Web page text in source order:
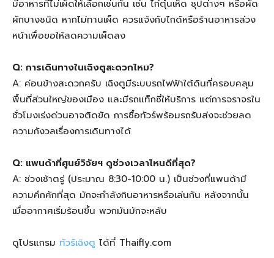
มีอาหารที่ไม่เผ็ดให้เลือกเช่นกัน เช่น ไก่ตุ๋นเห็ด ซุปต่างๆ หรือผัด
ผักบางชนิด หากไม่ทานเผ็ด ควรแจ้งกับไกด์หรือร้านอาหารล่วง
หน้าเพื่อขอให้ลดความเผ็ดลง
Q: การเดินทางในเฉิงตูสะดวกไหม?
A: ค่อนข้างสะดวกครับ เฉิงตูมีระบบรถไฟฟ้าใต้ดินที่ครอบคลุม
พื้นที่ส่วนใหญ่ของเมือง และมีรถแท็กซี่ให้บริการ แต่การจราจรใน
ชั่วโมงเร่งด่วนอาจติดขัด การซื้อทัวร์พร้อมรถรับส่งจะช่วยลด
ความกังวลเรื่องการเดินทางได้
Q: แพนด้าที่ศูนย์วิจัยฯ ดูช่วงเวลาไหนดีที่สุด?
A: ช่วงเช้าตรู่ (ประมาณ 8:30-10:00 น.) เป็นช่วงที่แพนด้ามี
ความคึกคักที่สุด มักจะกำลังกินอาหารหรือเล่นกัน หลังจากนั้น
เมื่ออากาศเริ่มร้อนขึ้น พวกมันมักจะหลับ
ดูโปรแกรม ทัวร์เฉิงตู ได้ที่ Thaifly.com